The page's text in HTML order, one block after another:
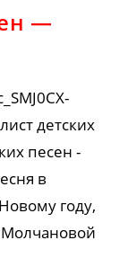
—
детских
песен -
в
году,